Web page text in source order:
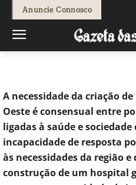
Anuncie Connosco
Fátima Ferreira -
A necessidade da criação
Oeste é consensual entre
ligadas à saúde e
incapacidade de resposta
às necessidades da região e
construção de um hospital